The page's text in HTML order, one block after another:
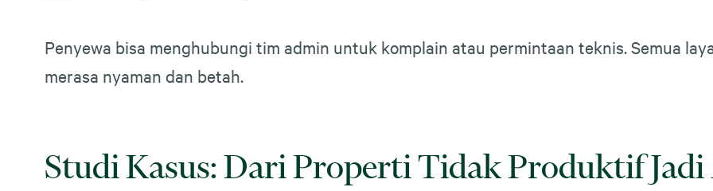
Penyewa bisa menghubungi tim admin untuk komplain atau permintaan teknis. Semua
merasa nyaman dan betah.
Studi Kasus: Dari Properti Tidak Produktif Jadi